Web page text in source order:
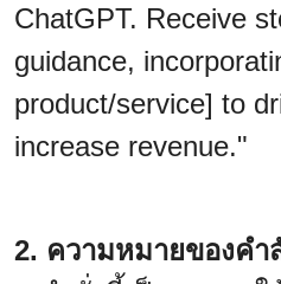
ChatGPT. Receive
guidance,
product/service] to
increase revenue."
2. ความหมายของคำ